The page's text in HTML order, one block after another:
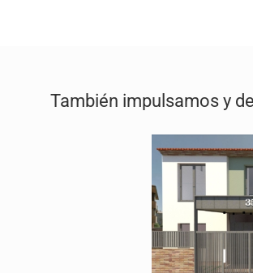
También impulsamos y